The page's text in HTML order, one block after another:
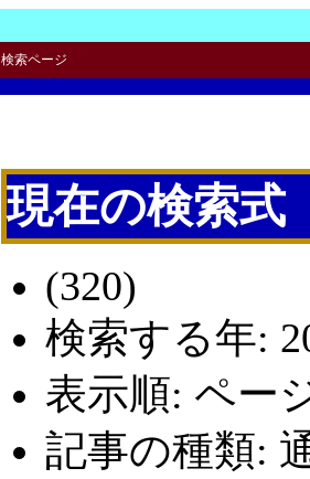
検索ページ
現在の検索式
(320)
検索する年:
表示順: ペー
記事の種類: